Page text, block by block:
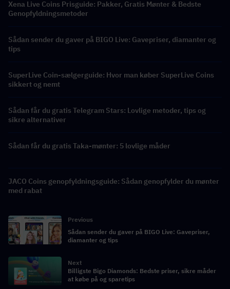
Xena Live Coins Prisguide: Pakker, Gratis Mønter & Bedste
Genopfyldningsmetoder
Sådan sender du gaver på BIGO Live: Gavepriser, diamanter og
tips
SuperLive Coin-sælgerguide: Hvor man køber SuperLive Coins
sikkert og nemt
Sådan får du gratis Telegram Stars: Lovlige metoder, tips og
sikre alternativer
Sådan får du gratis Taka-mønter: 5 lovlige måder
JACO Coins genopfyldningsguide: Sådan genopfylder du mønter
med rabat
Previous
Sådan sender du gaver på BIGO Live: Gavepriser,
diamanter og tips
Next
Billigste Bigo Diamonds: Bedste priser, sikre måder
at købe på og sparetips